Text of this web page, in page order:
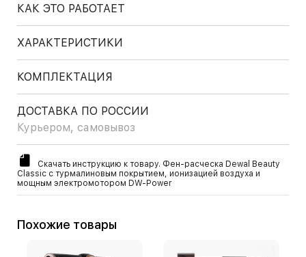
КАК ЭТО РАБОТАЕТ
ХАРАКТЕРИСТИКИ
КОМПЛЕКТАЦИЯ
ДОСТАВКА ПО РОССИИ
Курьером, самовывоз
Скачать инструкцию к товару. Фен-расческа Dewal Beauty
Classic с турмалиновым покрытием, ионизацией воздуха и
мощным электромотором DW-Power
Похожие товары